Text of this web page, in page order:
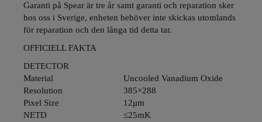
Garanti på Spear är tre år samt garanti och reparation sker
hos oss i Sverige, enheten behöver inte skickas utomlands
för reparation och den långa tid detta tar.
OFFICIELL FAKTA
DETECTOR
Material
Uncooled Vanadium Oxide
Resolution
385×288
Pixel Size
12μm
NETD
≤25mK